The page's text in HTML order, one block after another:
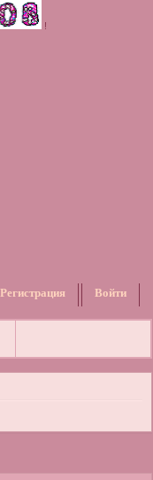
!
Регистрация Войти